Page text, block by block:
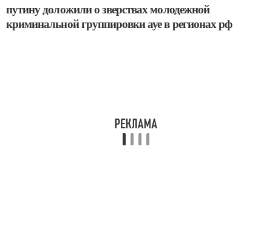
путину доложили о зверствах молодежной
криминальной группировки ауе в регионах рф